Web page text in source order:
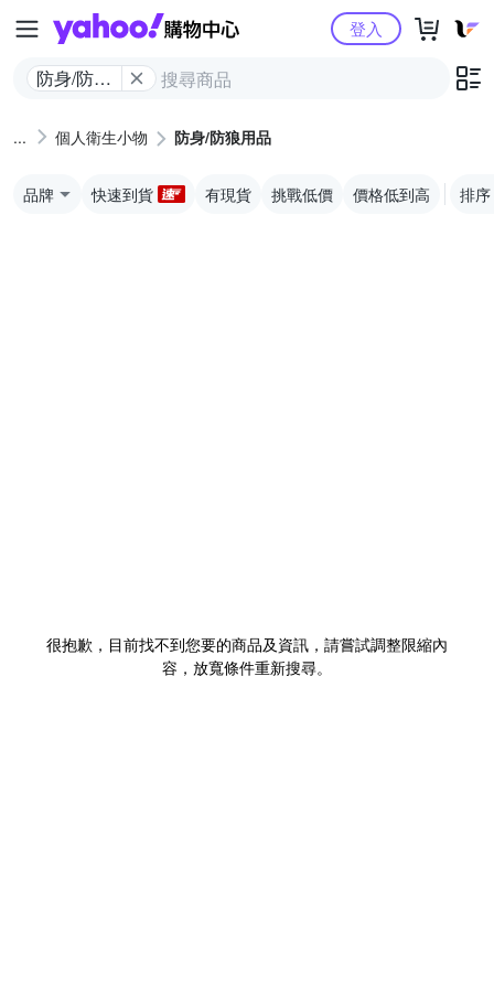
Yahoo購物中心
防身/防狼
登入
個人衛生小物 防身/防狼用品
品牌 快速到貨 有現貨 挑戰低價 價格低到高 排序
很抱歉，目前找不到您要的商品及資訊，請嘗試調整限縮內
容，放寬條件重新搜尋。